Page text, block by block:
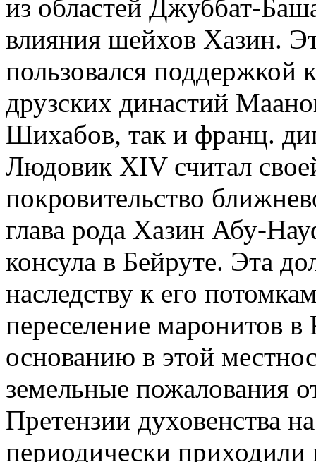
из областей Джуббат-
влияния шейхов Хазин.
пользовался
друзских династий
Шихабов, так и франц.
Людовик XIV считал
покровительство
глава рода Хазин Абу-
консула в Бейруте. Эта
наследству к его
переселение маронитов в
основанию в этой
земельные пожалования
Претензии духовенства
периодически приходили